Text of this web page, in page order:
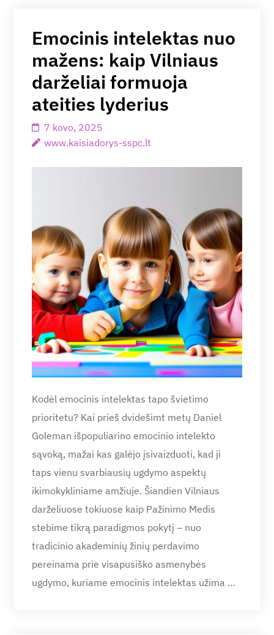
Emocinis intelektas nuo
mažens: kaip Vilniaus
darželiai formuoja
ateities lyderius
7 kovo, 2025
www.kaisiadorys-sspc.lt
Kodėl emocinis intelektas tapo švietimo
prioritetu? Kai prieš dvidešimt metų Daniel
Goleman išpopuliarino emocinio intelekto
sąvoką, mažai kas galėjo įsivaizduoti, kad ji
taps vienu svarbiausių ugdymo aspektų
ikimokykliniame amžiuje. Šiandien Vilniaus
darželiuose tokiuose kaip Pažinimo Medis
stebime tikrą paradigmos pokytį – nuo
tradicinio akademinių žinių perdavimo
pereinama prie visapusiško asmenybės
ugdymo, kuriame emocinis intelektas užima …